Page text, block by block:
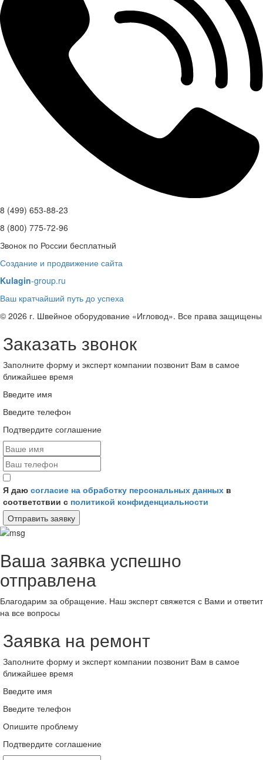
8 (499) 653-88-23
8 (800) 775-72-96
Звонок по России бесплатный
Создание и продвижение сайта
Kulagin-group.ru
Ваш кратчайший путь до успеха
© 2026 г. Швейное оборудование «Игловод». Все права защищены
Заказать звонок
Заполните форму и эксперт компании позвонит Вам в самое
ближайшее время
Введите имя
Введите телефон
Подтвердите соглашение
Я даю согласие на обработку персональных данных в
соответствии с политикой конфиденциальности
Отправить заявку
Ваша заявка успешно
отправлена
Благодарим за обращение. Наш эксперт свяжется с Вами и ответит
на все вопросы
Заявка на ремонт
Заполните форму и эксперт компании позвонит Вам в самое
ближайшее время
Введите имя
Введите телефон
Опишите проблему
Подтвердите соглашение